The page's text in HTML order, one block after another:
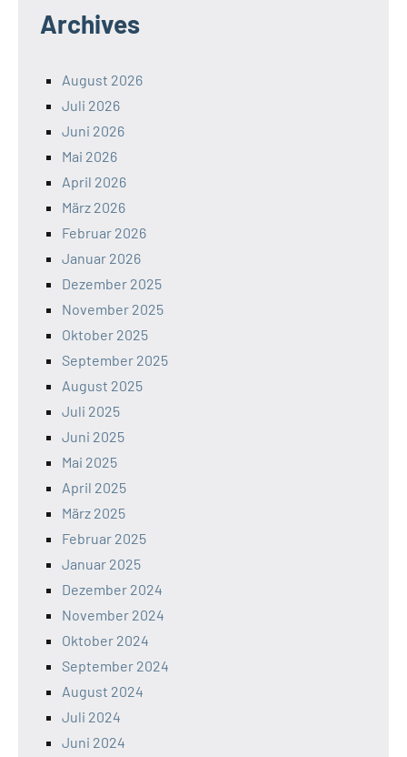
Archives
August 2026
Juli 2026
Juni 2026
Mai 2026
April 2026
März 2026
Februar 2026
Januar 2026
Dezember 2025
November 2025
Oktober 2025
September 2025
August 2025
Juli 2025
Juni 2025
Mai 2025
April 2025
März 2025
Februar 2025
Januar 2025
Dezember 2024
November 2024
Oktober 2024
September 2024
August 2024
Juli 2024
Juni 2024